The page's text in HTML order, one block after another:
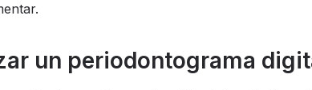
un periodontograma